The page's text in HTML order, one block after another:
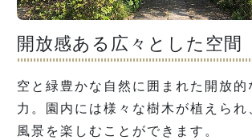
開放感ある広々とした空間
空と緑豊かな自然に囲まれた開放的
力。園内には様々な樹木が植えられ
風景を楽しむことができます。